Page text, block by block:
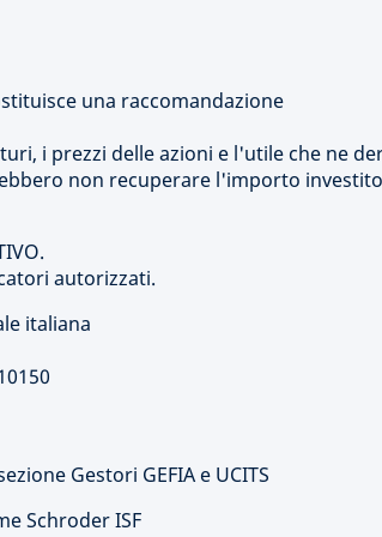
una raccomandazione
i prezzi delle azioni e l'utile che ne
non recuperare l'importo
autorizzati.
italiana
Gestori GEFIA e UCITS
Schroder ISF